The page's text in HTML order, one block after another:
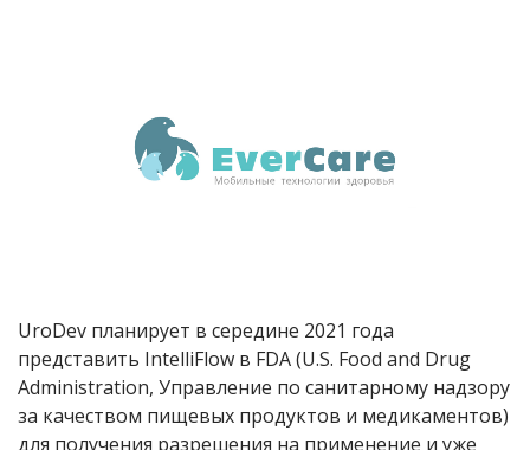
UroDev планирует в середине 2021 года
представить IntelliFlow в FDA (U.S. Food and Drug
Administration, Управление по санитарному надзору
за качеством пищевых продуктов и медикаментов)
для получения разрешения на применение и уже